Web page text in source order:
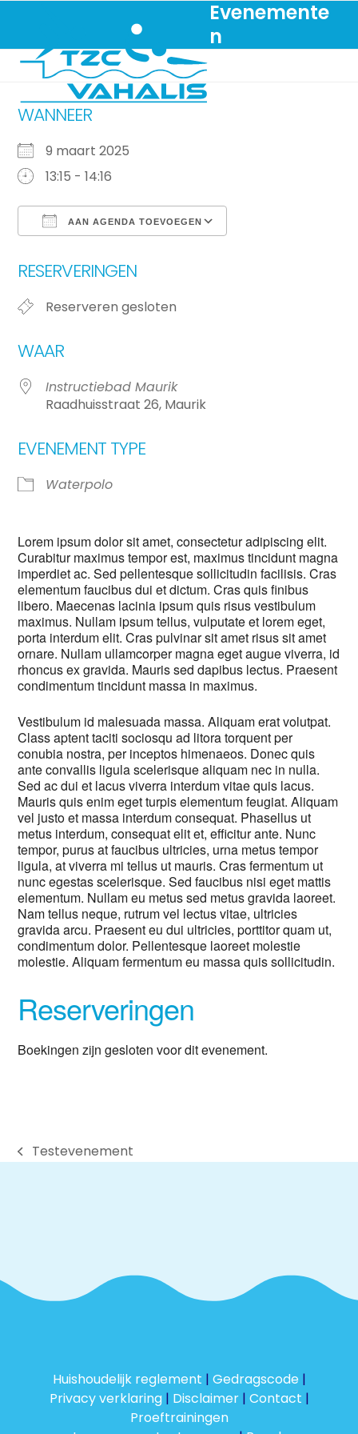
content
menu
menu
Evenemente
n
WANNEER
9 maart 2025
13:15 - 14:16
AAN AGENDA TOEVOEGEN
RESERVERINGEN
Reserveren gesloten
WAAR
Instructiebad Maurik
Raadhuisstraat 26, Maurik
EVENEMENT TYPE
Waterpolo
Lorem ipsum dolor sit amet, consectetur adipiscing elit.
Curabitur maximus tempor est, maximus tincidunt magna
imperdiet ac. Sed pellentesque sollicitudin facilisis. Cras
elementum faucibus dui et dictum. Cras quis finibus
libero. Maecenas lacinia ipsum quis risus vestibulum
maximus. Nullam ipsum tellus, vulputate et lorem eget,
porta interdum elit. Cras pulvinar sit amet risus sit amet
ornare. Nullam ullamcorper magna eget augue viverra, id
rhoncus ex gravida. Mauris sed dapibus lectus. Praesent
condimentum tincidunt massa in maximus.
Vestibulum id malesuada massa. Aliquam erat volutpat.
Class aptent taciti sociosqu ad litora torquent per
conubia nostra, per inceptos himenaeos. Donec quis
ante convallis ligula scelerisque aliquam nec in nulla.
Sed ac dui et lacus viverra interdum vitae quis lacus.
Mauris quis enim eget turpis elementum feugiat. Aliquam
vel justo et massa interdum consequat. Phasellus ut
metus interdum, consequat elit et, efficitur ante. Nunc
tempor, purus at faucibus ultricies, urna metus tempor
ligula, at viverra mi tellus ut mauris. Cras fermentum ut
nunc egestas scelerisque. Sed faucibus nisi eget mattis
elementum. Nullam eu metus sed metus gravida laoreet.
Nam tellus neque, rutrum vel lectus vitae, ultricies
gravida arcu. Praesent eu dui ultricies, porttitor quam ut,
condimentum dolor. Pellentesque laoreet molestie
molestie. Aliquam fermentum eu massa quis sollicitudin.
Reserveringen
Boekingen zijn gesloten voor dit evenement.
previous
Testevenement
Huishoudelijk reglement | Gedragscode|
Privacy verklaring| Disclaimer| Contact |
Proeftrainingen